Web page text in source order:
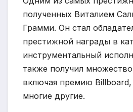
полученных Виталием
Грамми. Он стал
престижной награды в
инструментальный
также получил
включая премию
многие другие.